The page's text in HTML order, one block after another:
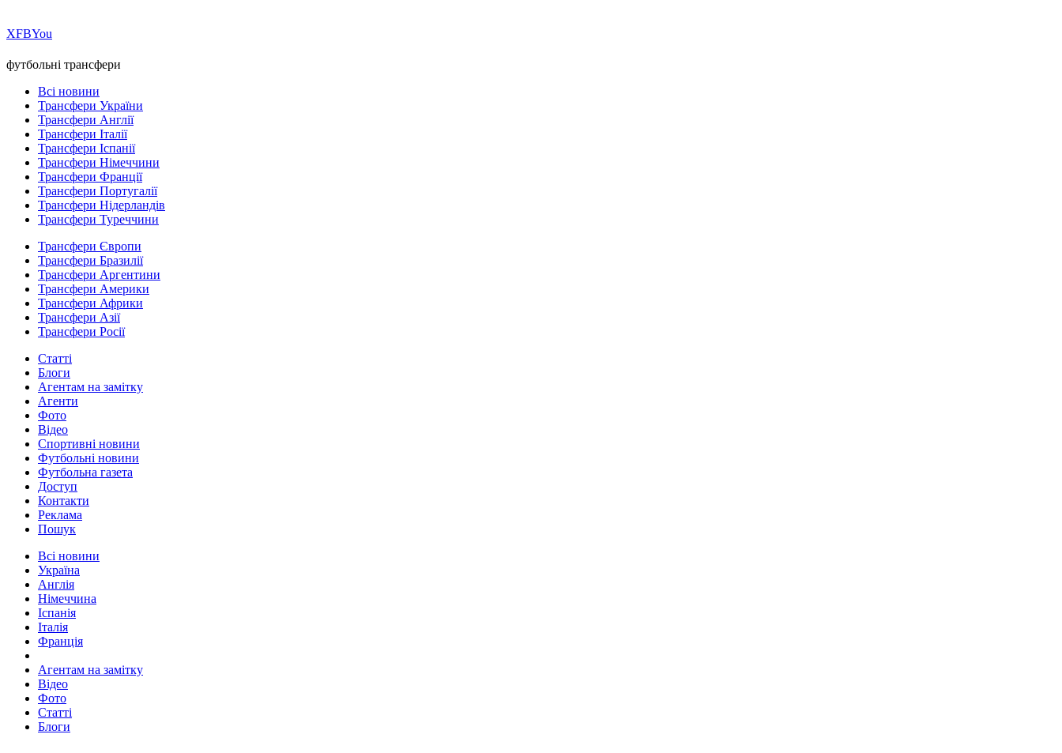
ХFBYou
футбольні трансфери
Всі новини
Трансфери України
Трансфери Англії
Трансфери Італії
Трансфери Іспанії
Трансфери Німеччини
Трансфери Франції
Трансфери Португалії
Трансфери Нідерландів
Трансфери Туреччини
Трансфери Європи
Трансфери Бразилії
Трансфери Аргентини
Трансфери Америки
Трансфери Африки
Трансфери Азії
Трансфери Росії
Статті
Блоги
Агентам на замітку
Агенти
Фото
Відео
Спортивні новини
Футбольні новини
Футбольна газета
Доступ
Контакти
Реклама
Пошук
Всі новини
Україна
Англія
Німеччина
Іспанія
Італія
Франція
Агентам на замітку
Відео
Фото
Статті
Блоги